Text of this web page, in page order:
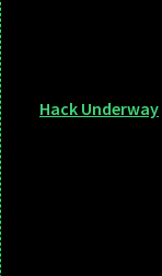
Hack Underway